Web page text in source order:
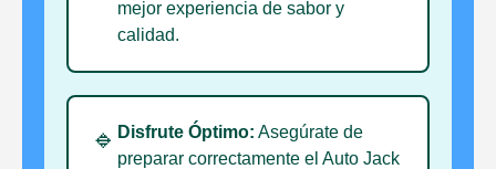
mejor experiencia de sabor y
calidad.
🔹 Disfrute Óptimo: Asegúrate de
preparar correctamente el Auto Jack